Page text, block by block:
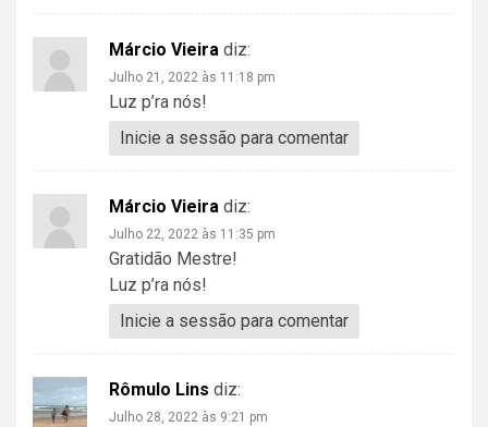
Márcio Vieira diz:
Julho 21, 2022 às 11:18 pm
Luz p’ra nós!
Inicie a sessão para comentar
Márcio Vieira diz:
Julho 22, 2022 às 11:35 pm
Gratidão Mestre!
Luz p’ra nós!
Inicie a sessão para comentar
Rômulo Lins diz:
Julho 28, 2022 às 9:21 pm